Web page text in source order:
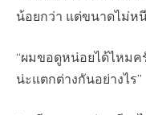
น้อยกว่า แต่ขนาดไม่ห
“ผมขอดูหน่อยได้ไหม
น่ะแตกต่างกันอย่างไร”